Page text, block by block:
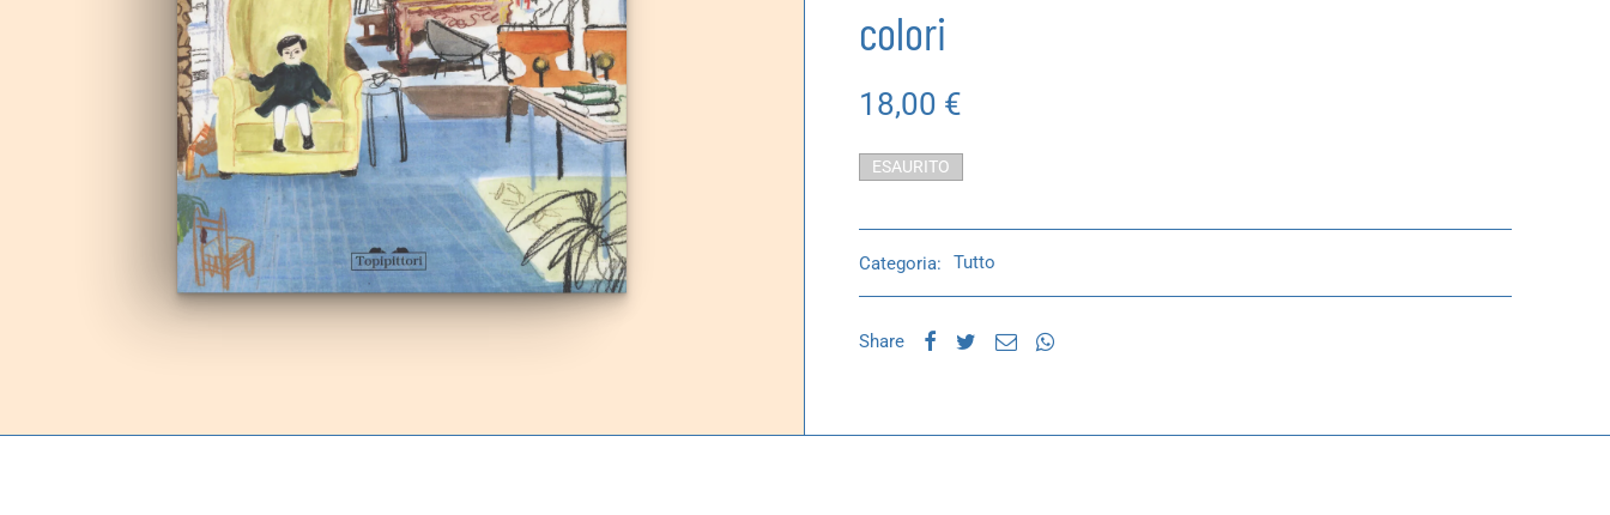
colori
18,00 €
ESAURITO
Categoria: Tutto
Share